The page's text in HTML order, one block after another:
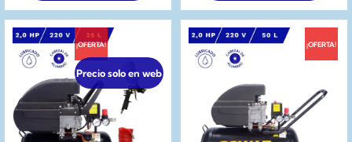
¡OFERTA!
Precio solo en web
¡OFERTA!